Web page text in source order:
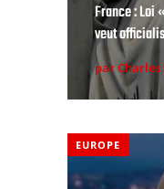
France : Loi
veut
par Charles
EUROPE